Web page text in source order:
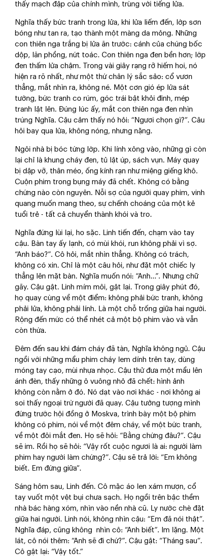
thấy mạch đập của chính mình, trùng với tiếng lửa.
Nghĩa thấy bức tranh trong lửa, khi lửa liếm đến, lớp sơn
bóng như tan ra, tạo thành một màng da mỏng. Những
con thiên nga trắng bị lửa ăn trước: cánh của chúng bốc
dộp, lăn phồng, nứt toác. Con thiên nga đen bền hơn; lớp
đen thấm lửa chậm. Trong vài giây rạng rỡ hiếm hoi, nó
hiện ra rõ nhất, như một thứ chân lý sắc sảo: cổ vươn
thẳng, mắt nhìn ra, không né. Một cơn gió ép lửa sát
tường, bức tranh co rúm, góc trái bật khỏi đinh, mép
tranh lật lên. Đúng lúc ấy, mắt con thiên nga đen nhìn
trúng Nghĩa. Cậu cảm thấy nó hỏi: “Ngươi chọn gì?”. Câu
hỏi bay qua lửa, không nóng, nhưng nặng.
Ngôi nhà bị bóc từng lớp. Khi lính xông vào, những gì còn
lại chỉ là khung cháy đen, tủ lật úp, sách vụn. Máy quay
bị dập vỡ, thân méo, ống kính rạn như miệng giếng khô.
Cuộn phim trong bụng máy đã chết. Không có bằng
chứng nào còn nguyên. Nỗi sợ của người quay phim, vinh
quang muốn mang theo, sự chếnh choáng của một kẻ
tuổi trẻ - tất cả chuyển thành khói và tro.
Nghĩa đứng lùi lại, ho sặc. Linh tiến đến, chạm vào tay
cậu. Bàn tay ấy lạnh, có mùi khói, run không phải vì sợ.
“Anh báo?”. Cô hỏi, mắt nhìn thẳng. Không có trách,
không có xin. Chỉ là một câu hỏi, như đặt một chiếc ly
thẳng lên mặt bàn. Nghĩa muốn nói: “Anh…”. Nhưng chữ
gãy. Cậu gật. Linh mím môi, gật lại. Trong giây phút đó,
họ quay cùng về một điểm: không phải bức tranh, không
phải lửa, không phải lính. Là một chỗ trống giữa hai người.
Rộng đến mức có thể nhét cả một bộ phim vào và vẫn
còn thừa.
Đêm đến sau khi đám cháy đã tàn, Nghĩa không ngủ. Cậu
ngồi với những mẩu phim cháy lem dính trên tay, dùng
móng tay cạo, mùi nhựa nhọc. Cậu thử đưa một mẩu lên
ánh đèn, thấy những ô vuông nhỏ đã chết: hình ảnh
không còn nằm ở đó. Nó dạt vào nơi khác - nơi không ai
soi thấy ngoại trừ người đã quay. Cậu tưởng tượng mình
đứng trước hội đồng ở Moskva, trình bày một bộ phim
không có phim, nói về một đêm cháy, về một bức tranh,
về một đôi mắt đen. Họ sẽ hỏi: “Bằng chứng đâu?”. Cậu
sẽ im. Rồi họ sẽ hỏi: “Vậy rốt cuộc ngươi là ai: người làm
phim hay người làm chứng?”. Cậu sẽ trả lời: “Em không
biết. Em đứng giữa”.
Sáng hôm sau, Linh đến. Cô mặc áo len xám mượn, cổ
tay vuốt một vệt bụi chưa sạch. Họ ngồi trên bậc thềm
nhà bác hàng xóm, nhìn vào nền nhà cũ. Ly nước chè đặt
giữa hai người. Linh nói, không nhìn cậu: “Em đã nói thật”.
Nghĩa đáp, cũng không nhìn cô: “Anh biết”. Im lặng. Một
lát, cô nói thêm: “Anh sẽ đi chứ?”. Cậu gật: “Tháng sau”.
Cô gật lại: “Vậy tốt.”